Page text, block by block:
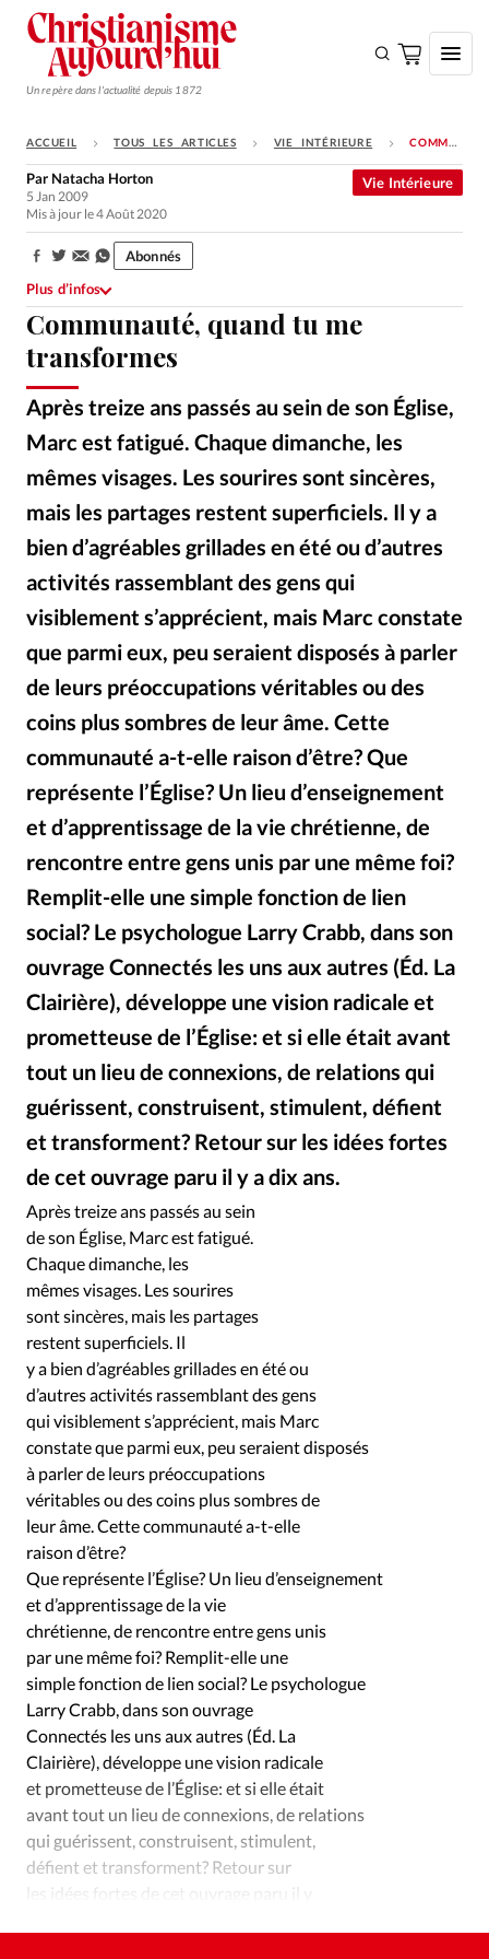
Un repère dans l'actualité depuis 1872
S'ABONNER
Monde
Opinions
Tous les articles
Faire un don
Emploi
Se connecter
Édition: Internationale
Devise:
RUBRIQUES
Tous les articles
Actualité chrétienne
Actualité internationale
Chronique
Culture
Dossier
Eglises Foi Génération réveil
Monde
Opinions
Publireportage
Relations Aujourd'hui
Société
Tour du monde des Eglises
Trait d'Ixène
Vécu
Vie Intérieure
ACCUEIL TOUS LES ARTICLES VIE INTÉRIEURE COMMUNAUTÉ, QUAND TU ME TRANSFORMES
Communauté, quand tu me
transformes
Après treize ans passés au sein de son Église,
Marc est fatigué. Chaque dimanche, les
mêmes visages. Les sourires sont sincères,
mais les partages restent superficiels. Il y a
bien d’agréables grillades en été ou d’autres
activités rassemblant des gens qui
visiblement s’apprécient, mais Marc constate
que parmi eux, peu seraient disposés à parler
de leurs préoccupations véritables ou des
coins plus sombres de leur âme. Cette
communauté a-t-elle raison d’être? Que
représente l’Église? Un lieu d’enseignement
et d’apprentissage de la vie chrétienne, de
rencontre entre gens unis par une même foi?
Remplit-elle une simple fonction de lien
social? Le psychologue Larry Crabb, dans son
ouvrage Connectés les uns aux autres (Éd. La
Clairière), développe une vision radicale et
prometteuse de l’Église: et si elle était avant
tout un lieu de connexions, de relations qui
guérissent, construisent, stimulent, défient
et transforment? Retour sur les idées fortes
de cet ouvrage paru il y a dix ans.
Vie Intérieure
Par Natacha Horton
5 Jan 2009
Mis à jour le 4 Août 2020
Partager:
Abonnés
Plus d’infos
Après treize ans passés au sein
de son Église, Marc est fatigué.
Chaque dimanche, les
mêmes visages. Les sourires
sont sincères, mais les partages
restent superficiels. Il
y a bien d’agréables grillades en été ou
d’autres activités rassemblant des gens
qui visiblement s’apprécient, mais Marc
constate que parmi eux, peu seraient disposés
à parler de leurs préoccupations
véritables ou des coins plus sombres de
leur âme. Cette communauté a-t-elle
raison d’être?
Que représente l’Église? Un lieu d’enseignement
et d’apprentissage de la vie
chrétienne, de rencontre entre gens unis
par une même foi? Remplit-elle une
simple fonction de lien social? Le psychologue
Larry Crabb, dans son ouvrage
Connectés les uns aux autres (Éd. La
Clairière), développe une vision radicale
et prometteuse de l’Église: et si elle était
avant tout un lieu de connexions, de relations
qui guérissent, construisent, stimulent,
défient et transforment? Retour sur
les idées fortes de cet ouvrage paru il y